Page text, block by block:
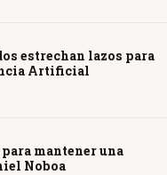
estrechan lazos para
Artificial
mantener una
Noboa